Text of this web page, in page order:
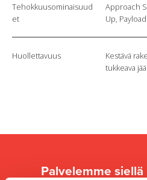
Tehokkuusominaisuud
et
Approach
Up,
Huollettavuus
Kestävä
tukkeava
Palvelemme